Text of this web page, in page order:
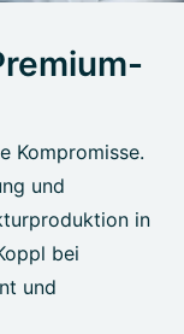
Kompromisse.
und
in
bei
und